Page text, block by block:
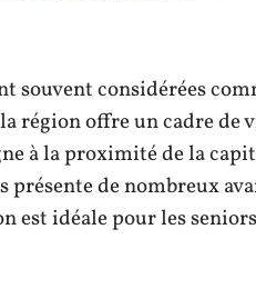
souvent considérées
région offre un cadre de
à la proximité de la
présente de nombreux
est idéale pour les